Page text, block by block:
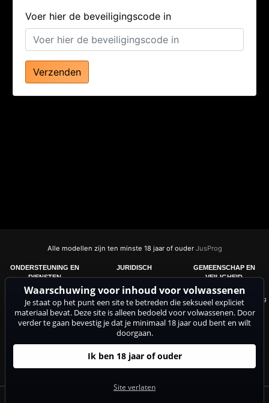
Voer hier de beveiligingscode in
Verzenden
Alle modellen zijn ten minste 18 jaar of ouder JusProg
ONDERSTEUNING EN
DIENSTEN
Ondersteuning
FAQ
ePoch Billing Support
Segpayeu.com
JURIDISCH
EU - Digital Services Act
Copyright
Afdruk
GEMEENSCHAP EN
VEILIGHEID
Word camgirl
18 U.S.C. 2257 Record-Keeping
Requirements Compliance
Statement
ASACP
Anti-Spam
Waarschuwing voor inhoud voor volwassenen
Je staat op het punt een site te betreden die seksueel expliciet
materiaal bevat. Deze site is alleen bedoeld voor volwassenen. Door
verder te gaan bevestig je dat je minimaal 18 jaar oud bent en wilt
doorgaan.
Ik ben 18 jaar of ouder
Site verlaten